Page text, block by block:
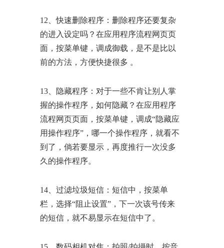
12、快速删除程序：删除程序还要复杂
的进入设定吗？在应用程序流程网页页
面，按菜单键，调成御载，是不是比以
前的方法，方便快捷很多 。
13、隐藏程序：对于一些不肯让别人掌
握的操作程序，如何隐藏？在应用程序
流程网页页面，按菜单键，调成“隐藏应
用操作程序”，哪一个操作程序，就看不
到了，倘若要显示，再度推行一次没多
久的操作程序。
14、过滤垃圾短信：短信中，按菜单
栏，选择“阻止设置”，下一次该号传来
的短信，就不易显示在短信中了。